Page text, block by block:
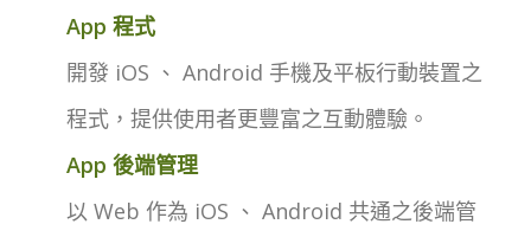
App 程式
開發 iOS 、 Android 手機及平板行動裝置之
程式，提供使用者更豐富之互動體驗。
App 後端管理
以 Web 作為 iOS 、 Android 共通之後端管